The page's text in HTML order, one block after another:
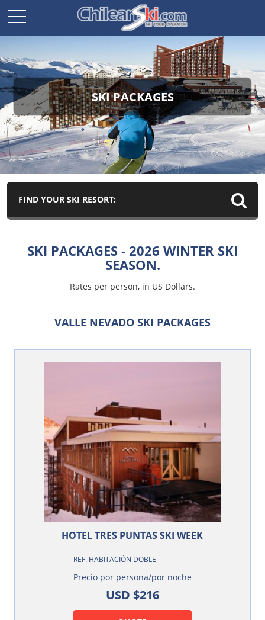
SKI PACKAGES
FIND YOUR SKI RESORT:
SKI PACKAGES - 2026 WINTER SKI
SEASON.
Rates per person, in US Dollars.
VALLE NEVADO SKI PACKAGES
HOTEL TRES PUNTAS SKI WEEK
REF. HABITACIÓN DOBLE
Precio por persona/por noche
USD $216